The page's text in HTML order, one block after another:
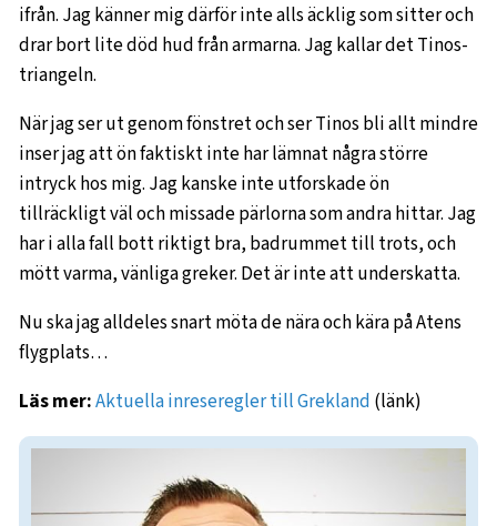
ifrån. Jag känner mig därför inte alls äcklig som sitter och
drar bort lite död hud från armarna. Jag kallar det Tinos-
triangeln.
När jag ser ut genom fönstret och ser Tinos bli allt mindre
inser jag att ön faktiskt inte har lämnat några större
intryck hos mig. Jag kanske inte utforskade ön
tillräckligt väl och missade pärlorna som andra hittar. Jag
har i alla fall bott riktigt bra, badrummet till trots, och
mött varma, vänliga greker. Det är inte att underskatta.
Nu ska jag alldeles snart möta de nära och kära på Atens
flygplats…
Läs mer:Aktuella inreseregler till Grekland (länk)